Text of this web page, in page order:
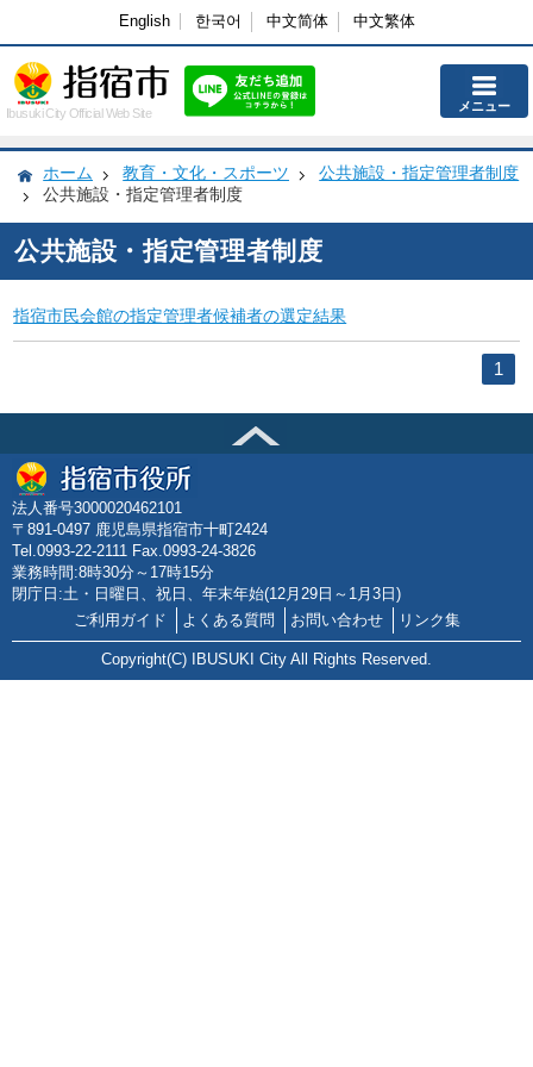
English 한국어 中文简体 中文繁体
Ibusuki City Official Web Site メニュー
ホーム 教育・文化・スポーツ
公共施設・指定管理者制度
公共施設・指定管理者制度
公共施設・指定管理者制度
指宿市民会館の指定管理者候補者の選定結果
1
法人番号3000020462101
〒891-0497 鹿児島県指宿市十町2424
Tel.0993-22-2111 Fax.0993-24-3826
業務時間:8時30分～17時15分
閉庁日:土・日曜日、祝日、年末年始(12月29日～1月3日)
ご利用ガイド
よくある質問 お問い合わせ リンク集
Copyright(C) IBUSUKI City All Rights Reserved.